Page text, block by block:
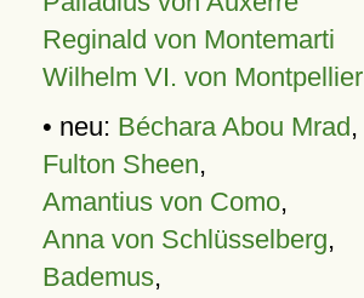
Reginald von Montemarti
Wilhelm VI. von Montpellier
• neu: Béchara Abou Mrad,
Fulton Sheen,
Amantius von Como,
Anna von Schlüsselberg,
Bademus,